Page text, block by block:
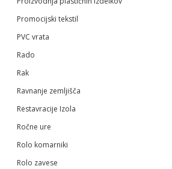
Promocijski tekstil
PVC vrata
Rado
Rak
Ravnanje zemljišča
Restavracije Izola
Ročne ure
Rolo komarniki
Rolo zavese